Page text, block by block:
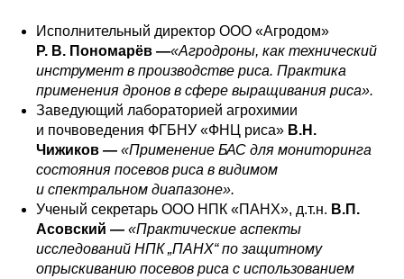
Исполнительный директор ООО «Агродом»
Р. В. Пономарёв —«Агродроны, как технический
инструмент в производстве риса. Практика
применения дронов в сфере выращивания риса».
Заведующий лабораторией агрохимии
и почвоведения ФГБНУ «ФНЦ риса» В.Н.
Чижиков — «Применение БАС для мониторинга
состояния посевов риса в видимом
и спектральном диапазоне».
Ученый секретарь ООО НПК «ПАНХ», д.т.н. В.П.
Асовский — «Практические аспекты
исследований НПК „ПАНХ“ по защитному
опрыскиванию посевов риса с использованием